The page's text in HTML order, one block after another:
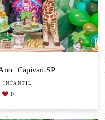
| Capivari-SP
INFANTIL
0